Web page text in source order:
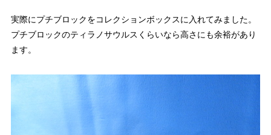
実際にプチブロックをコレクションボックスに入れてみました。
プチブロックのティラノサウルスくらいなら高さにも余裕があり
ます。